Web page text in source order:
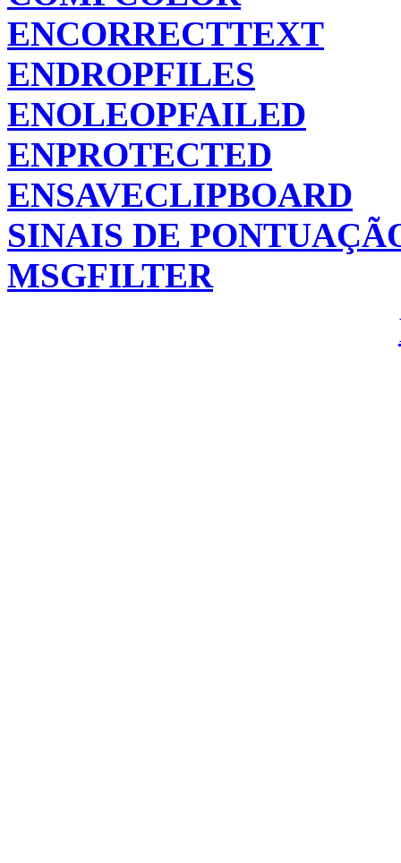
ENCORRECTTEXT
ENDROPFILES
ENOLEOPFAILED
ENPROTECTED
ENSAVECLIPBOARD
SINAIS DE
MSGFILTER